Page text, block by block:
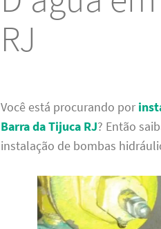
RJ
Você está procurando por
Barra da Tijuca RJ? Então
instalação de bombas